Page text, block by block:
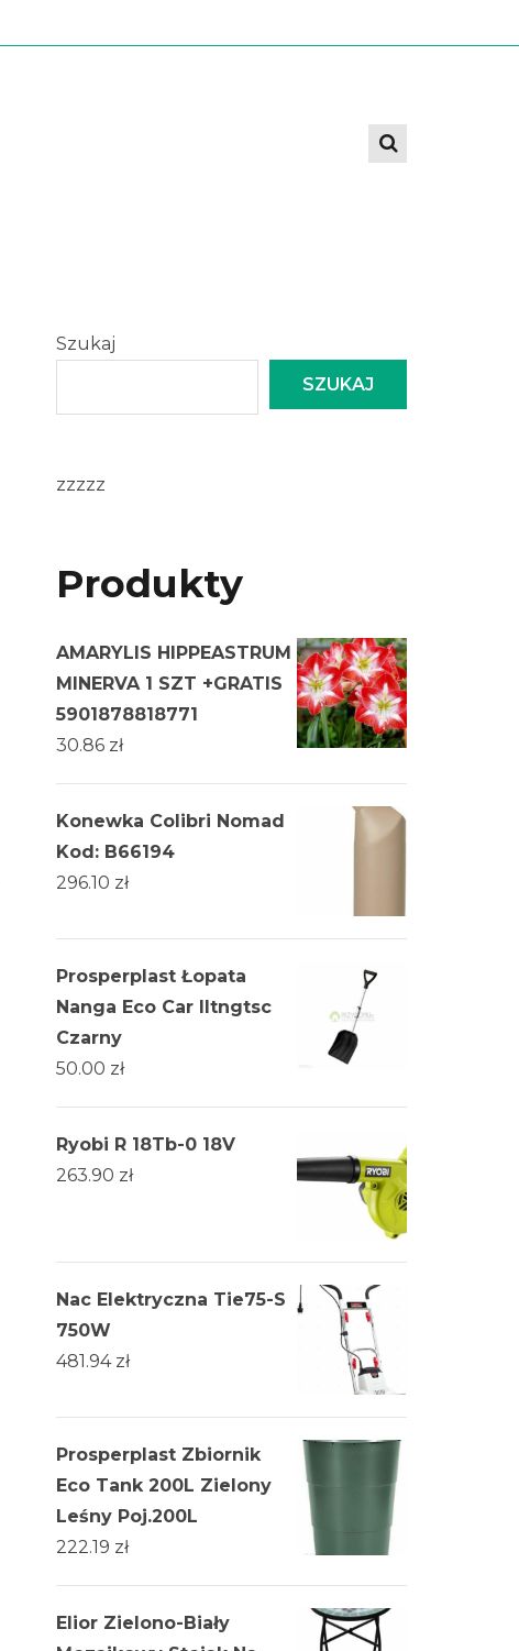
Szukaj
SZUKAJ
zzzzz
Produkty
AMARYLIS HIPPEASTRUM
MINERVA 1 SZT +GRATIS
5901878818771
30.86 zł
Konewka Colibri Nomad
Kod: B66194
296.10 zł
Prosperplast Łopata
Nanga Eco Car Iltngtsc
Czarny
50.00 zł
Ryobi R 18Tb-0 18V
263.90 zł
Nac Elektryczna Tie75-S
750W
481.94 zł
Prosperplast Zbiornik
Eco Tank 200L Zielony
Leśny Poj.200L
222.19 zł
Elior Zielono-Biały